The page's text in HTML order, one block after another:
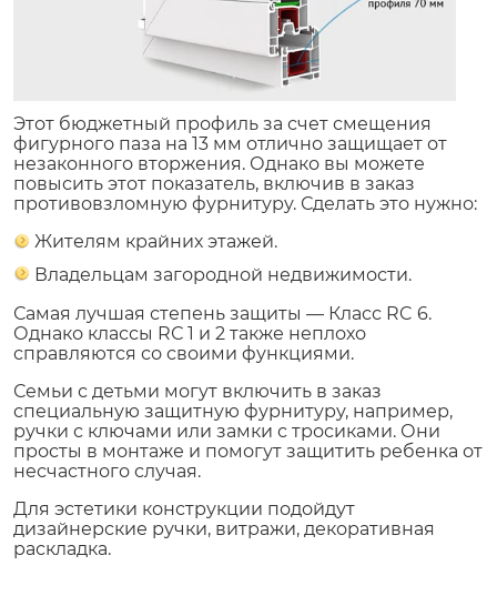
Этот бюджетный профиль за счет смещения
фигурного паза на 13 мм отлично защищает от
незаконного вторжения. Однако вы можете
повысить этот показатель, включив в заказ
противовзломную фурнитуру. Сделать это нужно:
Жителям крайних этажей.
Владельцам загородной недвижимости.
Самая лучшая степень защиты — Класс RC 6.
Однако классы RС 1 и 2 также неплохо
справляются со своими функциями.
Семьи с детьми могут включить в заказ
специальную защитную фурнитуру, например,
ручки с ключами или замки с тросиками. Они
просты в монтаже и помогут защитить ребенка от
несчастного случая.
Для эстетики конструкции подойдут
дизайнерские ручки, витражи, декоративная
раскладка.